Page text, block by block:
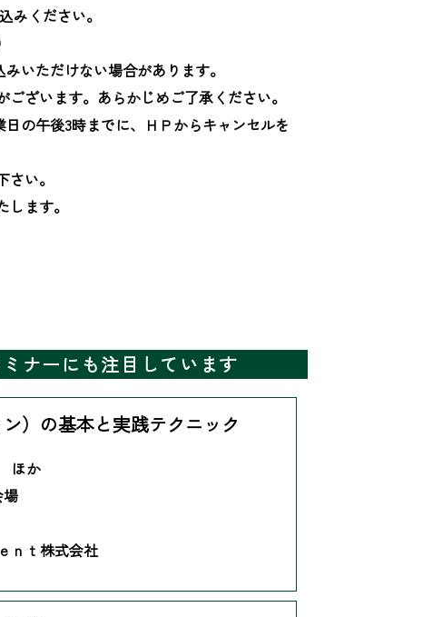
みください。
いただけない場合があります。
ざいます。あらかじめご了承ください。
の午後3時までに、ＨＰからキャンセルを
い。
ます。
ナーにも注目しています
）の基本と実践テクニック
ほか
ｎｔ株式会社